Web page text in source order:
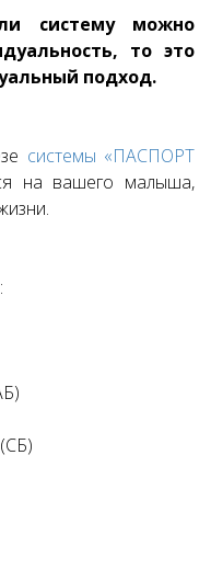
систему можно
то это
подход.
системы «ПАСПОРТ
на вашего малыша,
: